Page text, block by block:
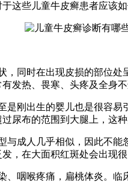
些儿童牛皮癣患者应该
同时在出现皮损的部位
发热、畏寒、头疼及全身
刚出生的婴儿也是很容
尿布的范围到大腿上，这
成人几乎相似，因此不
，在大面积红斑处会出现
咽喉疼痛，扁桃体炎。